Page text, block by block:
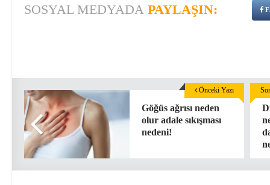
SOSYAL MEDYADA PAYLAŞIN:
Göğüs ağrısı neden
olur adale sıkışması
nedeni!
Önceki Yazı